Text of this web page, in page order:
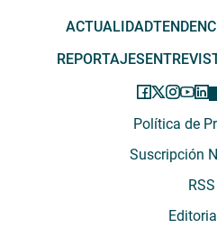
ACTUALIDAD
REPORTAJES
Política de
Suscripción
RSS